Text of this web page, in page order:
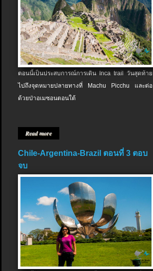
ตอนนี้เป็นประสบการณ์การเดิน Inca trail วันสุดท้าย
ไปถึงจุดหมายปลายทางที่ Machu Picchu และต่อ
ด้วยป่าอเมซอนตอนใต้
Read more
Chile-Argentina-Brazil ตอนที่ 3 ตอบ
จบ